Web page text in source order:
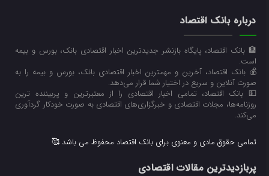
درباره بانک اقتصاد
🏦 بانک اقتصاد، پایگاه بازنشر جدیدترین اخبار اقتصادی بانک، بورس و بیمه
است.
💰 بانک اقتصاد، آخرین و مهمترین اخبار اقتصادی بانک، بورس و بیمه را به
صورت آنلاین و سریع در اختیار شما قرار می‌‌دهد.
💵 بانک اقتصاد، تمامی اخبار اقتصادی را از معتبرترین و پربیننده ترین
روزنامه‌ها، مجلات اقتصادی و خبرگزاری‌های اقتصادی به صورت خودکار گردآوری
می‌کند.
تمامی حقوق مادی و معنوی برای بانک اقتصاد محفوظ می باشد 🥰
پربازدیدترین مقالات اقتصادی